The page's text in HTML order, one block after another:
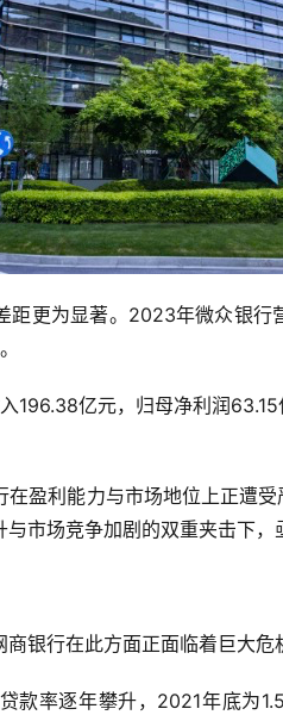
距更为显著。2023年微众银
196.38亿元，归母净利润
盈利能力与市场地位上正遭
市场竞争加剧的双重夹击下，
银行在此方面正面临着巨大危
款率逐年攀升，2021年底为